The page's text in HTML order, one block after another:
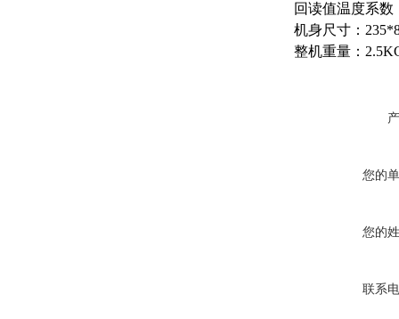
回读值温度系数
机身尺寸：
整机重量：
您的
您的
联系